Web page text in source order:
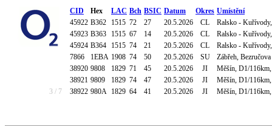
CID Hex LAC Bch BSIC Datum Okres Umístění
45922 B362 1515 72 27 20.5.2026 CL
Ralsko -
45923 B363 1515 67 14 20.5.2026 CL
Ralsko -
45924 B364 1515 74 21 20.5.2026 CL
Ralsko -
7866
1EBA 1908 74 50 20.5.2026 SU
Zábřeh,
38920 9808 1829 71 45 20.5.2026 JI
Měšín, D1/
38921 9809 1829 74 47 20.5.2026 JI
Měšín, D1/
3 / 7
38922 980A 1829 64 41 20.5.2026 JI Měšín, D1/